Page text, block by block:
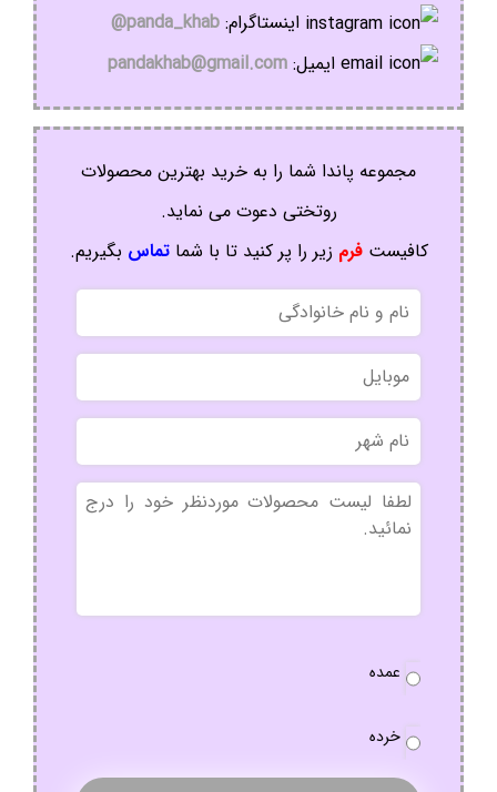
اینستاگرام: panda_khab@
ایمیل: pandakhab@gmail.com
مجموعه پاندا شما را به خرید بهترین محصولات
روتختی دعوت می نماید.
کافیستفرم زیر را پر کنید تا با شماتماس بگیریم.
نام
و
نام
خانوادگی
موبایل
نام
شهر
بدون
عنوان
سفارش
عمده
خرده